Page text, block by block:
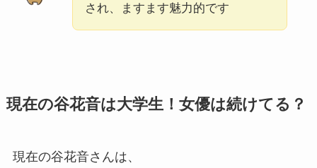
され、ますます魅力的です
現在の谷花音は大学生！女優は続けてる？
現在の谷花音さんは、